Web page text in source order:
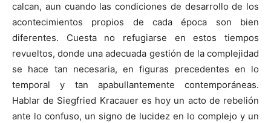
calcan, aun cuando las condiciones de desarrollo de los
acontecimientos propios de cada época son bien
diferentes. Cuesta no refugiarse en estos tiempos
revueltos, donde una adecuada gestión de la complejidad
se hace tan necesaria, en figuras precedentes en lo
temporal y tan apabullantemente contemporáneas.
Hablar de Siegfried Kracauer es hoy un acto de rebelión
ante lo confuso, un signo de lucidez en lo complejo y un